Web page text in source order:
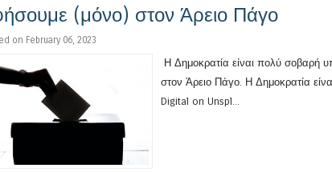
(μόνο) στον Άρειο Πάγο
on February 06, 2023
Η Δημοκρατία είναι πολύ σοβαρή
στον Άρειο Πάγο. Η Δημοκρατία
Digital on Unspl...